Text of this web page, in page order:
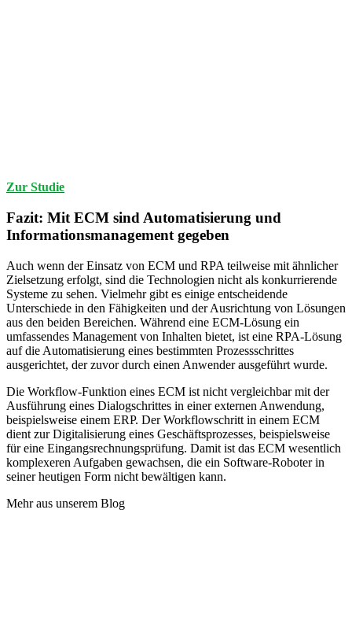
Zur Studie
Fazit: Mit ECM sind Automatisierung und
Informationsmanagement gegeben
Auch wenn der Einsatz von ECM und RPA teilweise mit ähnlicher
Zielsetzung erfolgt, sind die Technologien nicht als konkurrierende
Systeme zu sehen. Vielmehr gibt es einige entscheidende
Unterschiede in den Fähigkeiten und der Ausrichtung von Lösungen
aus den beiden Bereichen. Während eine ECM-Lösung ein
umfassendes Management von Inhalten bietet, ist eine RPA-Lösung
auf die Automatisierung eines bestimmten Prozessschrittes
ausgerichtet, der zuvor durch einen Anwender ausgeführt wurde.
Die Workflow-Funktion eines ECM ist nicht vergleichbar mit der
Ausführung eines Dialogschrittes in einer externen Anwendung,
beispielsweise einem ERP. Der Workflowschritt in einem ECM
dient zur Digitalisierung eines Geschäftsprozesses, beispielsweise
für eine Eingangsrechnungsprüfung. Damit ist das ECM wesentlich
komplexeren Aufgaben gewachsen, die ein Software-Roboter in
seiner heutigen Form nicht bewältigen kann.
Mehr aus unserem Blog